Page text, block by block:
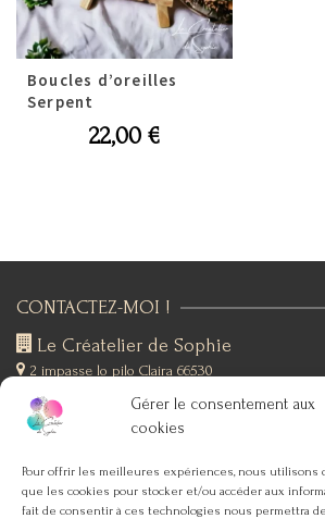
Gérer le consentement aux
cookies
Pour offrir les meilleures expériences, nous utilisons
que les cookies pour stocker et/ou accéder aux
fait de consentir à ces technologies nous permettra
Boucles d’oreilles
Serpent
22,00 €
CONTACTEZ-MOI !
Le Créatelier de Sophie
2 impasse lo pilo Claira 66530
+(33)6 19 76 12 53
SUIVEZ-MOI !
SERVICE CLIENT